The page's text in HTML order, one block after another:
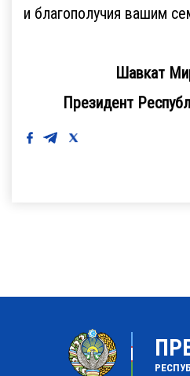
и благополучия вашим
Шавкат
Президент